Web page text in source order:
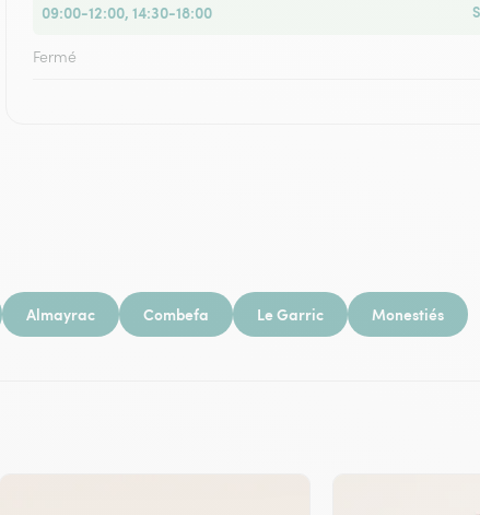
09:00-12:00, 14:30-18:00
Fermé
Almayrac Combefa Le Garric Monestiés